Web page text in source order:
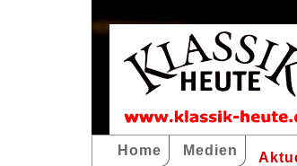
Home Medien